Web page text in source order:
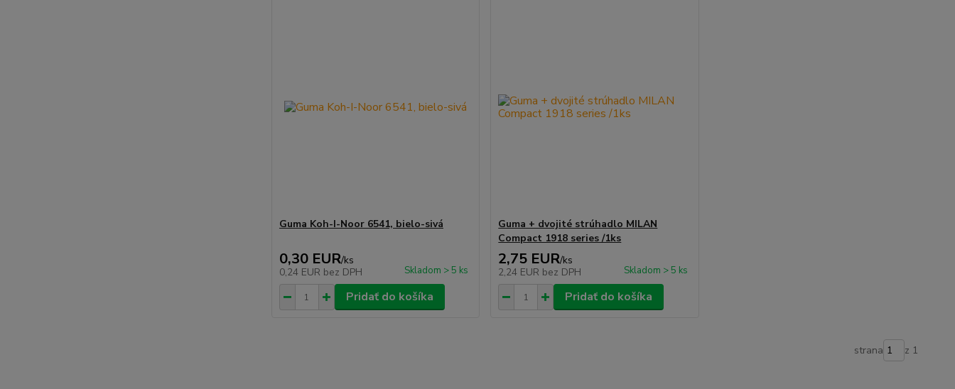
Guma Koh-I-Noor 6541, bielo-sivá
0,30 EUR/ks
0,24 EUR bez DPH Skladom > 5 ks
Pridať do košíka
Guma + dvojité strúhadlo MILAN
Compact 1918 series /1ks
2,75 EUR/ks
2,24 EUR bez DPH Skladom > 5 ks
Pridať do košíka
strana z 1